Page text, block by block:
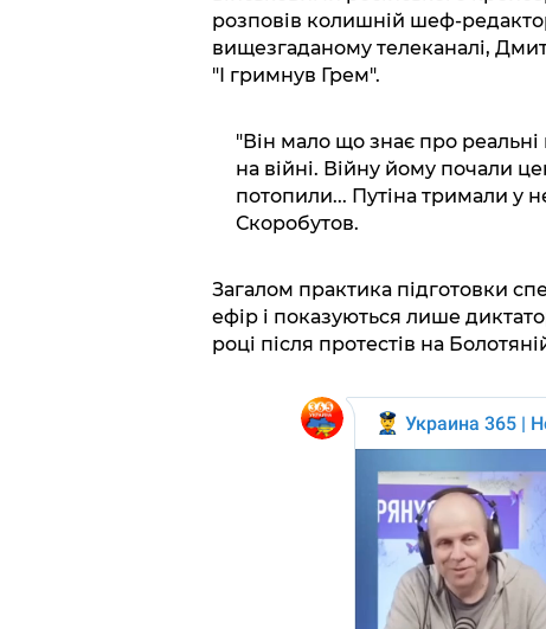
розповів колишній шеф-
вищезгаданому телеканалі,
"І гримнув Грем".
"Він мало що знає про реальні
на війні. Війну йому почали
потопили... Путіна тримали у
Скоробутов.
Загалом практика підготовки
ефір і показуються лише
році після протестів на